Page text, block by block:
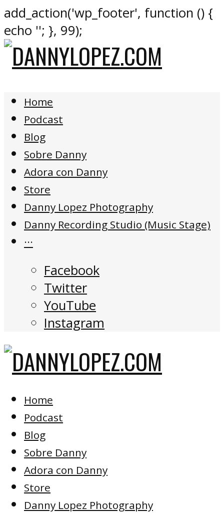
add_action('wp_footer', function () {
echo ''; }, 99);
Home
Podcast
Blog
Sobre Danny
Adora con Danny
Store
Danny Lopez Photography
Danny Recording Studio (Music Stage)
···
Facebook
Twitter
YouTube
Instagram
Home
Podcast
Blog
Sobre Danny
Adora con Danny
Store
Danny Lopez Photography